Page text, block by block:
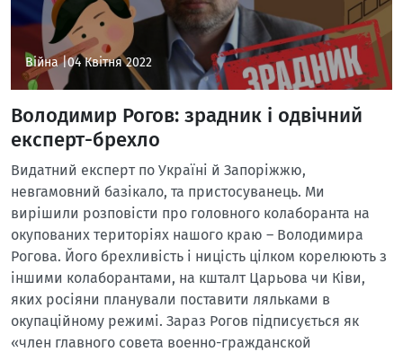
Війна |04 Квітня 2022
Володимир Рогов: зрадник і одвічний
експерт-брехло
Видатний експерт по Україні й Запоріжжю,
невгамовний базікало, та пристосуванець. Ми
вирішили розповісти про головного колаборанта на
окупованих територіях нашого краю – Володимира
Рогова. Його брехливість і ницість цілком корелюють з
іншими колаборантами, на кшталт Царьова чи Ківи,
яких росіяни планували поставити ляльками в
окупаційному режимі. Зараз Рогов підписується як
«член главного совета военно-гражданской